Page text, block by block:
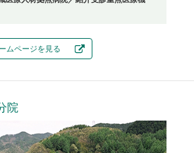
ムページを見る
院